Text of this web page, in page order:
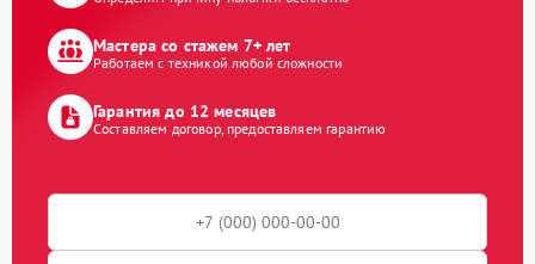
Мастера со стажем 7+ лет
Работаем с техникой любой сложности
Гарантия до 12 месяцев
Составляем договор, предоставляем гарантию